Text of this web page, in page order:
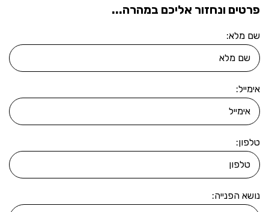
פרטים ונחזור אליכם במהרה...
שם מלא:
אימייל:
טלפון:
נושא הפנייה: